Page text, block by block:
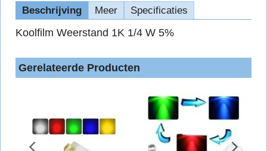
Beschrijving Meer Specificaties
Koolfilm Weerstand 1K 1/4 W 5%
Gerelateerde Producten